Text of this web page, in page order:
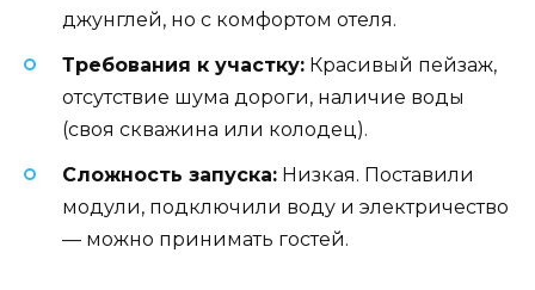
джунглей, но с комфортом отеля.
Требования к участку: Красивый пейзаж,
отсутствие шума дороги, наличие воды
(своя скважина или колодец).
Сложность запуска: Низкая. Поставили
модули, подключили воду и электричество
— можно принимать гостей.